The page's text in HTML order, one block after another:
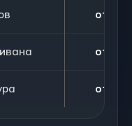
от 105
от 180
от 195